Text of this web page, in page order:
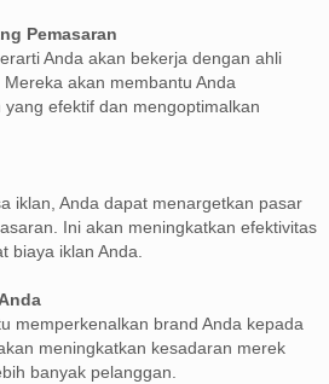
Pemasaran
Anda akan bekerja dengan ahli
akan membantu Anda
efektif dan mengoptimalkan
iklan, Anda dapat menargetkan pasar
Ini akan meningkatkan efektivitas
biaya iklan Anda.
memperkenalkan brand Anda kepada
meningkatkan kesadaran merek
banyak pelanggan.